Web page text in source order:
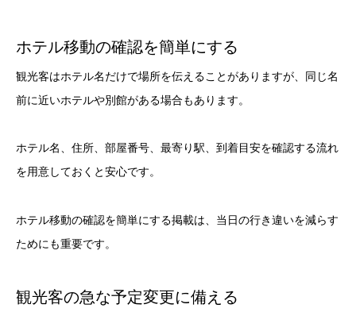
ホテル移動の確認を簡単にする
観光客はホテル名だけで場所を伝えることがありますが、同じ名
前に近いホテルや別館がある場合もあります。
ホテル名、住所、部屋番号、最寄り駅、到着目安を確認する流れ
を用意しておくと安心です。
ホテル移動の確認を簡単にする掲載は、当日の行き違いを減らす
ためにも重要です。
観光客の急な予定変更に備える